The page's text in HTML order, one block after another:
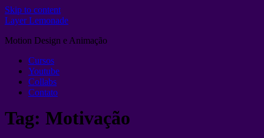
Skip to content
Layer Lemonade
Motion Design e Animação
Cursos
Youtube
Collabs
Contato
Tag: Motivação